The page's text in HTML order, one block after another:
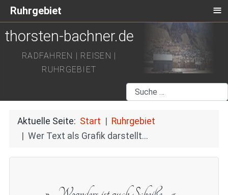
thorsten-bachner.de
RADFAHREN | REISEN |
RUHRGEBIET
Suchen
Aktuelle Seite: Start
Ruhrgebiet
Wer Text als Grafik darstellt...
Ruhrgebiet ≡